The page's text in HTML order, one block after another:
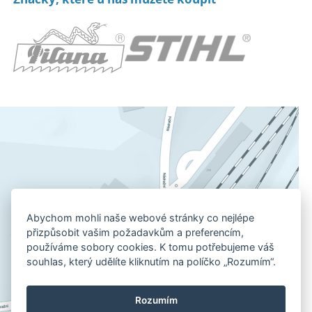
Abychom mohli naše webové stránky co nejlépe
přizpůsobit vašim požadavkům a preferencím,
používáme sobory cookies. K tomu potřebujeme váš
souhlas, který udělíte kliknutím na políčko „Rozumím“.
Rozumím